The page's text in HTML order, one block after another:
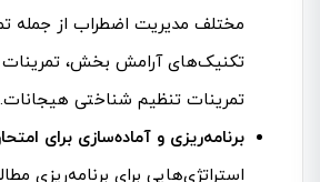
مختلف مدیریت اضطراب از جمله
تکنیک‌های آرامش بخش،
تمرینات تنظیم شناختی هیجانات.
برنامه‌ریزی و آماده‌سازی برای
استراتژی‌هایی برای برنامه‌ریزی